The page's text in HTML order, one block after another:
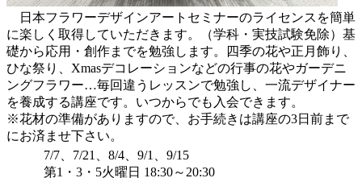
日本フラワーデザインアートセミナーのライセンスを簡単
に楽しく取得していただきます。（学科・実技試験免除）基
礎から応用・創作までを勉強します。四季の花や正月飾り、
ひな祭り、Xmasデコレーションなどの行事の花やガーデニ
ングフラワー…毎回違うレッスンで勉強し、一流デザイナー
を養成する講座です。いつからでも入会できます。
※花材の準備がありますので、お手続きは講座の3日前まで
にお済ませ下さい。
7/7、7/21、8/4、9/1、9/15
第1・3・5火曜日 18:30～20:30